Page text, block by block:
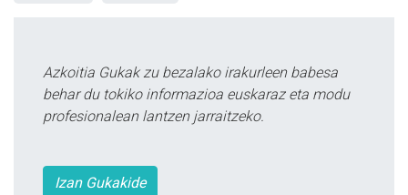
Azkoitia Gukak zu bezalako irakurleen babesa
behar du tokiko informazioa euskaraz eta modu
profesionalean lantzen jarraitzeko.
Izan Gukakide